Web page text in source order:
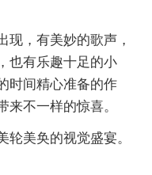
现，有美妙的歌声，
也有乐趣十足的小
时间精心准备的作
来不一样的惊喜。
轮美奂的视觉盛宴。